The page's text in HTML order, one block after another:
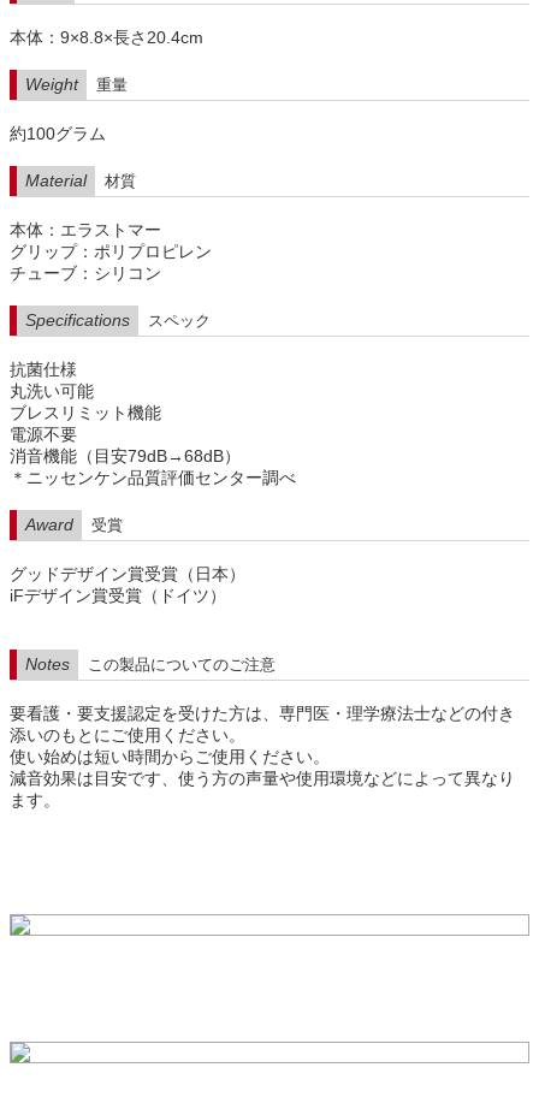
本体：9×8.8×長さ20.4cm
Weight 重量
約100グラム
Material 材質
本体：エラストマー
グリップ：ポリプロピレン
チューブ：シリコン
Specifications スペック
抗菌仕様
丸洗い可能
ブレスリミット機能
電源不要
消音機能（目安79dB→68dB）
＊ニッセンケン品質評価センター調べ
Award 受賞
グッドデザイン賞受賞（日本）
iFデザイン賞受賞（ドイツ）
Notes この製品についてのご注意
要看護・要支援認定を受けた方は、専門医・理学療法士などの付き
添いのもとにご使用ください。
使い始めは短い時間からご使用ください。
減音効果は目安です、使う方の声量や使用環境などによって異なり
ます。